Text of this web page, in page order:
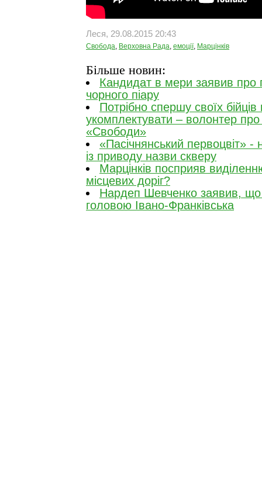
Леся, 29.08.2015 20:43
Свобода, Верховна Рада, емоції, Марцінків
Більше новин:
Кандидат в мери заявив про
чорного піару
Потрібно спершу своїх
укомплектувати – волонтер
«Свободи»
«Пасічнянський первоцвіт» -
із приводу назви скверу
Марцінків посприяв
місцевих доріг?
Нардеп Шевченко заявив, що
головою Івано-Франківська